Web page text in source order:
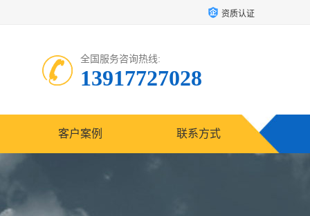
资质认证
全国服务咨询热线:
13917727028
客户案例 联系方式